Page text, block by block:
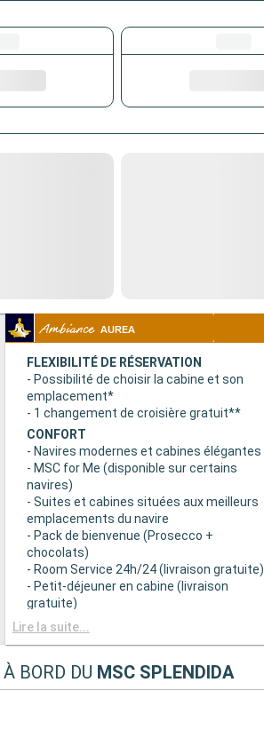
FLEXIBILITÉ DE RÉSERVATION
- Possibilité de choisir la cabine et son
emplacement*
- 1 changement de croisière gratuit**
CONFORT
- Navires modernes et cabines élégantes
- MSC for Me (disponible sur certains
navires)
- Suites et cabines situées aux meilleurs
emplacements du navire
- Pack de bienvenue (Prosecco +
chocolats)
- Room Service 24h/24 (livraison gratuite)
- Petit-déjeuner en cabine (livraison
gratuite)
AVANTAGES RESTAURATION & BAR
- Buffet avec grand choix de spécialités
culinaires
Lire la suite...
BORD DU MSC SPLENDIDA